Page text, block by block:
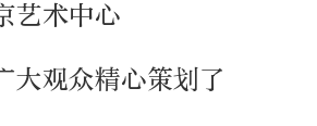
艺术中心
大观众精心策划了